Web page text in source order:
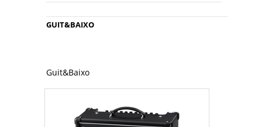
GUIT&BAIXO
Guit&Baixo